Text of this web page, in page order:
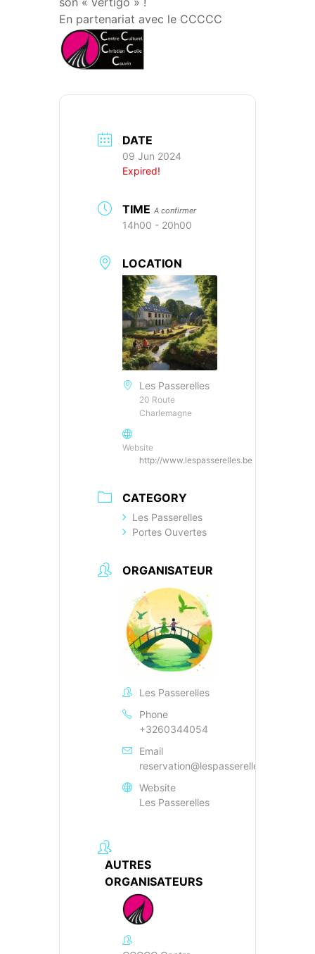
En partenariat avec le CCCCC
DATE
09 Jun 2024
Expired!
TIME A confirmer
14h00 - 20h00
LOCATION
Les Passerelles
20 Route
Charlemagne
Website
http://www.lespasserelles.be
CATEGORY
Les Passerelles
Portes Ouvertes
ORGANISATEUR
Les Passerelles
Phone
+3260344054
Email
reservation@lespasserelles.be
Website
Les Passerelles
AUTRES
ORGANISATEURS